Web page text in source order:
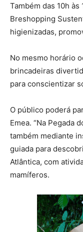
Também das 10h
Breshopping
higienizadas,
No mesmo horário
brincadeiras
para conscientizar
O público poderá
Emea. “Na Pegada
também mediante
guiada para
Atlântica, com
mamíferos.